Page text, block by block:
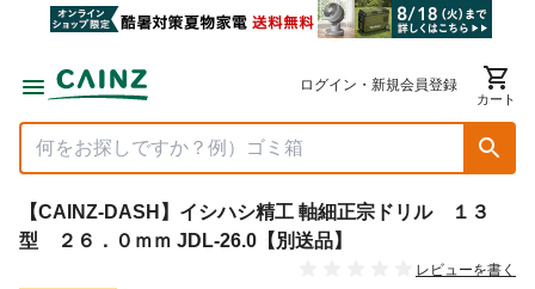
ログイン・新規会員登録
カート
【CAINZ-DASH】イシハシ精工 軸細正宗ドリル １３
型 ２６．０ｍｍ JDL-26.0【別送品】
レビューを書く